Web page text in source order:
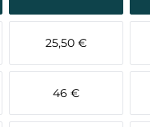
25,50 €
46 €